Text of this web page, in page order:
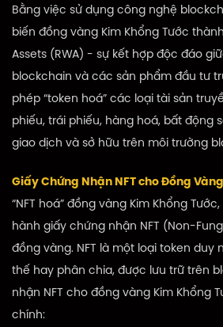
Bằng việc sử dụng công nghệ
biến đồng vàng Kim Khổng Tước
Assets (RWA) - sự kết hợp độc đáo
blockchain và các sản phẩm đầu tư
phép “token hoá” các loại tài sản
phiếu, trái phiếu, hàng hoá, bất động
giao dịch và sở hữu trên môi trường
Giấy Chứng Nhận NFT cho Đồng
“NFT hoá” đồng vàng Kim Khổng
hành giấy chứng nhận NFT (Non-
đồng vàng. NFT là một loại token duy
thế hay phân chia, được lưu trữ trên
nhận NFT cho đồng vàng Kim Khổng
chính: